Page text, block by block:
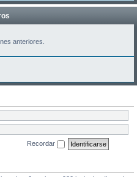
anteriores.
Recordar